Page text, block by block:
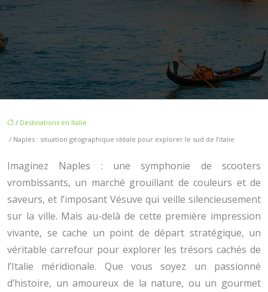
/ Destinations en Italie
/ Naples : situation géographique idéale pour explorer le sud de l’italie
Imaginez Naples : une symphonie de scooters
vrombissants, un marché grouillant de couleurs et de
saveurs, et l’imposant Vésuve qui veille silencieusement
sur la ville. Mais au-delà de cette première impression
vivante, se cache un point de départ stratégique, un
véritable carrefour pour explorer les trésors cachés de
l’Italie méridionale. Que vous soyez un passionné
d’histoire, un amoureux de la nature, ou un gourmet